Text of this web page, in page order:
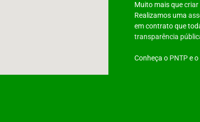
Muito mais quecriar
Realizamos uma
em contrato que
transparência
Conheça o PNTPe o